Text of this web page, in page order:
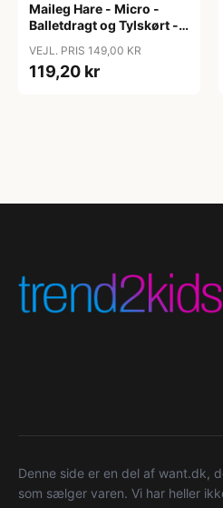
Maileg Hare - Micro -
Balletdragt og Tylskørt -
VEJL. PRIS 149,00 KR
119,20 kr
Denne side er en del af want.dk,
som sælger varen. Vi har heller